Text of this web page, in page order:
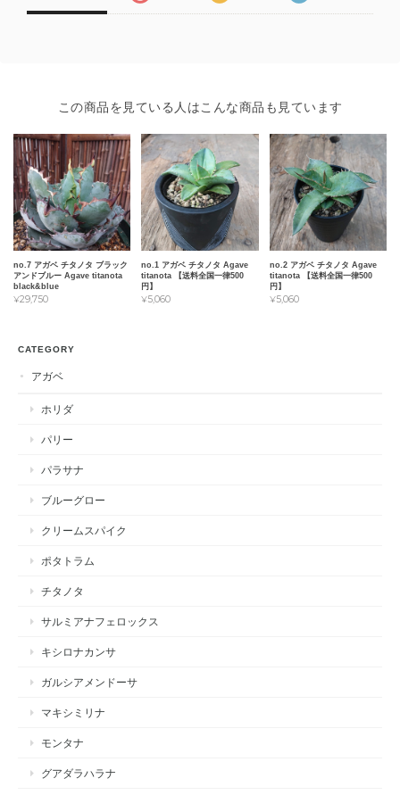
この商品を見ている人はこんな商品も見ています
no.7 アガベ チタノタ ブラック
アンドブルー Agave titanota
black&blue
¥29,750
no.1 アガベ チタノタ Agave
titanota 【送料全国一律500
円】
¥5,060
no.2 アガベ チタノタ Agave
titanota 【送料全国一律500
円】
¥5,060
CATEGORY
アガベ
ホリダ
パリー
パラサナ
ブルーグロー
クリームスパイク
ポタトラム
チタノタ
サルミアナフェロックス
キシロナカンサ
ガルシアメンドーサ
マキシミリナ
モンタナ
グアダラハラナ